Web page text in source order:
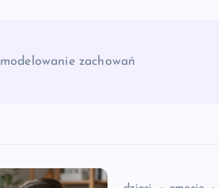
modelowanie zachowań